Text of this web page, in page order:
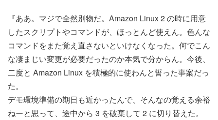
『ああ。マジで全然別物だ。Amazon Linux 2 の時に用意
したスクリプトやコマンドが、ほっとんど使えん。色んな
コマンドをまた覚え直さないといけなくなった。何でこん
な凄まじい変更が必要だったのか本気で分からん。今後、
二度と Amazon Linux を積極的に使わんと誓った事案だっ
た。
デモ環境準備の期日も近かったんで、そんなの覚える余裕
ねーと思って、途中から 3 を破棄して 2 に切り替えた。